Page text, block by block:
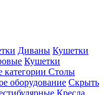
Диваны Кушетки
Кушетки
категории Столы
оборудование Скрыть
Кресла